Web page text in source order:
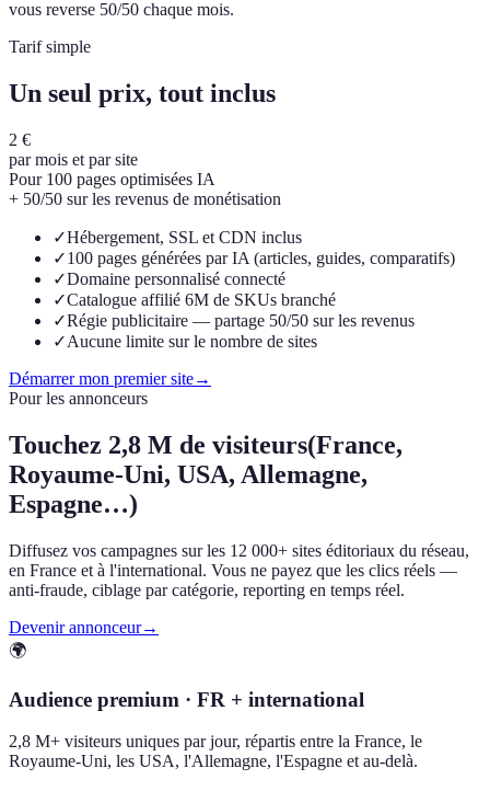
vous reverse 50/50 chaque mois.
Tarif simple
Un seul prix, tout inclus
2 €
par mois et par site
Pour 100 pages optimisées IA
+ 50/50 sur les revenus de monétisation
✓Hébergement, SSL et CDN inclus
✓100 pages générées par IA (articles, guides, comparatifs)
✓Domaine personnalisé connecté
✓Catalogue affilié 6M de SKUs branché
✓Régie publicitaire — partage 50/50 sur les revenus
✓Aucune limite sur le nombre de sites
Démarrer mon premier site→
Pour les annonceurs
Touchez 2,8 M de visiteurs(France,
Royaume-Uni, USA, Allemagne,
Espagne…)
Diffusez vos campagnes sur les 12 000+ sites éditoriaux du réseau,
en France et à l'international. Vous ne payez que les clics réels —
anti-fraude, ciblage par catégorie, reporting en temps réel.
Devenir annonceur→
🌍
Audience premium · FR + international
2,8 M+ visiteurs uniques par jour, répartis entre la France, le
Royaume-Uni, les USA, l'Allemagne, l'Espagne et au-delà.